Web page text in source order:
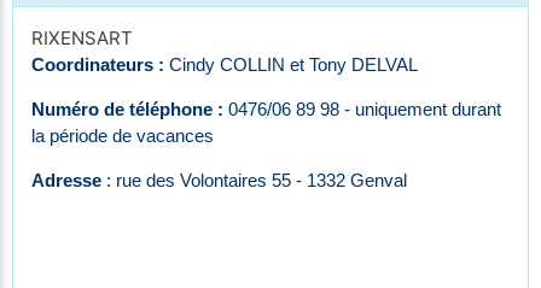
RIXENSART
Coordinateurs : Cindy COLLIN et Tony DELVAL
Numéro de téléphone : 0476/06 89 98 - uniquement durant
la période de vacances
Adresse : rue des Volontaires 55 - 1332 Genval